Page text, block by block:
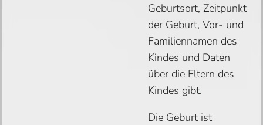
Geburtsort, Zeitpunkt
der Geburt, Vor- und
Familiennamen des
Kindes und Daten
über die Eltern des
Kindes gibt.
Die Geburt ist